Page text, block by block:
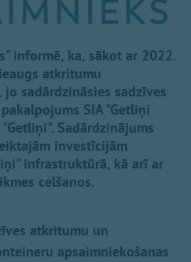
informē, ka, sākot ar 2022.
atkritumu
sadārdzināsies sadzīves
SIA "Getliņi
Sadārdzinājums
investīcijām
infrastruktūrā, kā arī ar
celšanos.
atkritumu un
apsaimniekošanas